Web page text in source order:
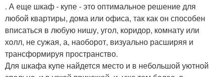
. А еще шкаф - купе - это оптимальное решение для
любой квартиры, дома или офиса, так как он способен
вписаться в любую нишу, угол, коридор, комнату или
холл, не сужая, а, наоборот, визуально расширяя и
трансформируя пространство.
Для шкафа купе найдется место и в небольшой уютной